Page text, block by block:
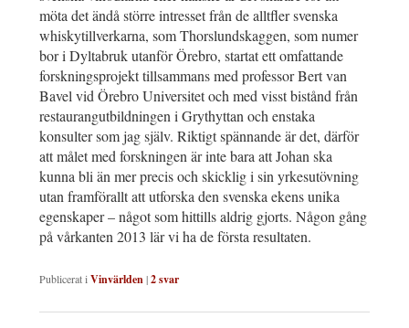
möta det ändå större intresset från de alltfler svenska
whiskytillverkarna, som Thorslundskaggen, som numer
bor i Dyltabruk utanför Örebro, startat ett omfattande
forskningsprojekt tillsammans med professor Bert van
Bavel vid Örebro Universitet och med visst bistånd från
restaurangutbildningen i Grythyttan och enstaka
konsulter som jag själv. Riktigt spännande är det, därför
att målet med forskningen är inte bara att Johan ska
kunna bli än mer precis och skicklig i sin yrkesutövning
utan framförallt att utforska den svenska ekens unika
egenskaper – något som hittills aldrig gjorts. Någon gång
på vårkanten 2013 lär vi ha de första resultaten.
Publicerat i Vinvärlden|2svar